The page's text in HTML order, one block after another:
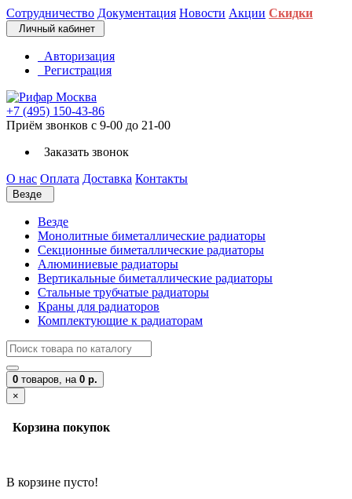
Сотрудничество Документация Новости Акции Скидки
Личный кабинет
Авторизация
Регистрация
+7 (495) 150-43-86
Приём звонков с 9-00 до 21-00
Заказать звонок
О нас Оплата Доставка Контакты
Везде
Везде
Монолитные биметаллические радиаторы
Секционные биметаллические радиаторы
Алюминиевые радиаторы
Вертикальные биметаллические радиаторы
Стальные трубчатые радиаторы
Краны для радиаторов
Комплектующие к радиаторам
0 товаров, на 0 р.
×
Корзина покупок
В корзине пусто!